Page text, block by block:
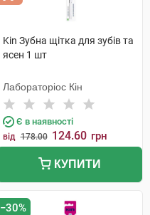
Kin Зубна щітка для зубів та
ясен 1 шт
Лабораторіос Кін
Є в наявності
від 178.00 124.60 грн
КУПИТИ
−30%